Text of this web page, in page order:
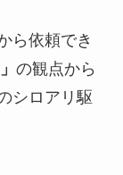
ら依頼でき
」 の観点から
シロアリ駆